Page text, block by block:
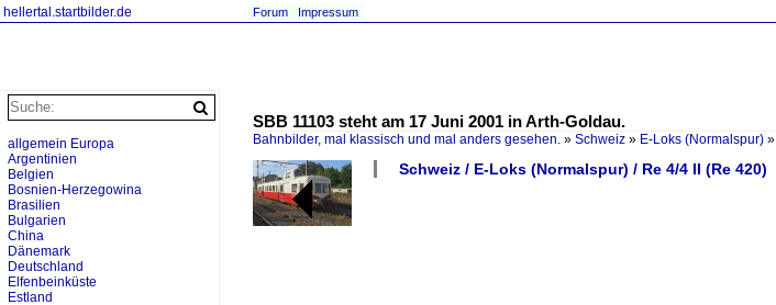
hellertal.startbilder.de Forum Impressum
SBB 11103 steht am 17 Juni 2001 in Arth-Goldau.
Bahnbilder, mal klassisch und mal anders gesehen. » Schweiz » E-Loks (Normalspur) »
Schweiz / E-Loks (Normalspur) / Re 4/4 II (Re 420)
allgemein Europa
Argentinien
Belgien
Bosnien-Herzegowina
Brasilien
Bulgarien
China
Dänemark
Deutschland
Elfenbeinküste
Estland